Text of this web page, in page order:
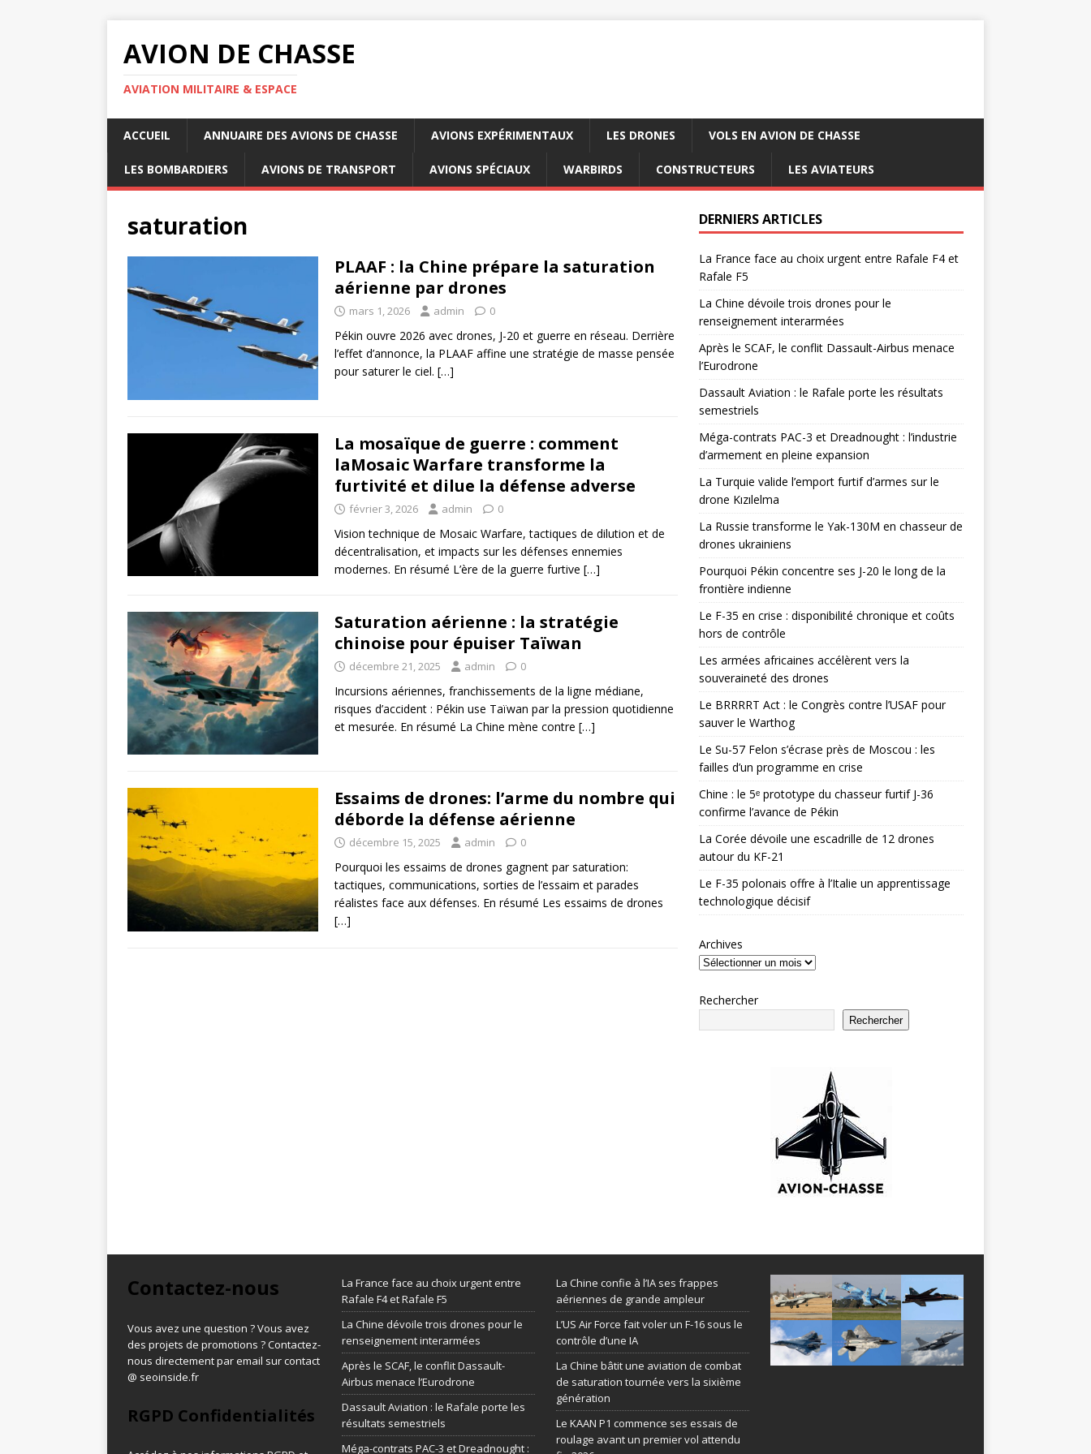
AVION DE CHASSE
AVIATION MILITAIRE & ESPACE
ACCUEIL ANNUAIRE DES AVIONS DE CHASSE AVIONS EXPÉRIMENTAUX LES DRONES VOLS EN AVION DE CHASSE
LES BOMBARDIERS AVIONS DE TRANSPORT AVIONS SPÉCIAUX WARBIRDS CONSTRUCTEURS LES AVIATEURS
saturation
PLAAF : la Chine prépare la saturation
aérienne par drones
mars 1, 2026 admin 0
Pékin ouvre 2026 avec drones, J-20 et guerre en réseau. Derrière
l’effet d’annonce, la PLAAF affine une stratégie de masse pensée
pour saturer le ciel. […]
La mosaïque de guerre : comment
laMosaic Warfare transforme la
furtivité et dilue la défense adverse
février 3, 2026 admin 0
Vision technique de Mosaic Warfare, tactiques de dilution et de
décentralisation, et impacts sur les défenses ennemies
modernes. En résumé L’ère de la guerre furtive […]
Saturation aérienne : la stratégie
chinoise pour épuiser Taïwan
décembre 21, 2025 admin 0
Incursions aériennes, franchissements de la ligne médiane,
risques d’accident : Pékin use Taïwan par la pression quotidienne
et mesurée. En résumé La Chine mène contre […]
Essaims de drones: l’arme du nombre qui
déborde la défense aérienne
décembre 15, 2025 admin 0
Pourquoi les essaims de drones gagnent par saturation:
tactiques, communications, sorties de l’essaim et parades
réalistes face aux défenses. En résumé Les essaims de drones
[…]
DERNIERS ARTICLES
La France face au choix urgent entre Rafale F4 et
Rafale F5
La Chine dévoile trois drones pour le
renseignement interarmées
Après le SCAF, le conflit Dassault-Airbus menace
l’Eurodrone
Dassault Aviation : le Rafale porte les résultats
semestriels
Méga-contrats PAC-3 et Dreadnought : l’industrie
d’armement en pleine expansion
La Turquie valide l’emport furtif d’armes sur le
drone Kızılelma
La Russie transforme le Yak-130M en chasseur de
drones ukrainiens
Pourquoi Pékin concentre ses J-20 le long de la
frontière indienne
Le F-35 en crise : disponibilité chronique et coûts
hors de contrôle
Les armées africaines accélèrent vers la
souveraineté des drones
Le BRRRRT Act : le Congrès contre l’USAF pour
sauver le Warthog
Le Su-57 Felon s’écrase près de Moscou : les
failles d’un programme en crise
Chine : le 5ᵉ prototype du chasseur furtif J-36
confirme l’avance de Pékin
La Corée dévoile une escadrille de 12 drones
autour du KF-21
Le F-35 polonais offre à l’Italie un apprentissage
technologique décisif
Archives
Rechercher
Rechercher
Contactez-nous
Vous avez une question ? Vous avez
des projets de promotions ? Contactez-
nous directement par email sur contact
@ seoinside.fr
RGPD Confidentialités
La France face au choix urgent entre
Rafale F4 et Rafale F5
La Chine dévoile trois drones pour le
renseignement interarmées
Après le SCAF, le conflit Dassault-
Airbus menace l’Eurodrone
Dassault Aviation : le Rafale porte les
résultats semestriels
Méga-contrats PAC-3 et Dreadnought :
La Chine confie à l’IA ses frappes
aériennes de grande ampleur
L’US Air Force fait voler un F-16 sous le
contrôle d’une IA
La Chine bâtit une aviation de combat
de saturation tournée vers la sixième
génération
Le KAAN P1 commence ses essais de
roulage avant un premier vol attendu